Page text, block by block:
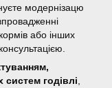
модернізацю
або інших
годівлі